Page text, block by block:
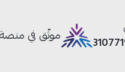
موثّق في